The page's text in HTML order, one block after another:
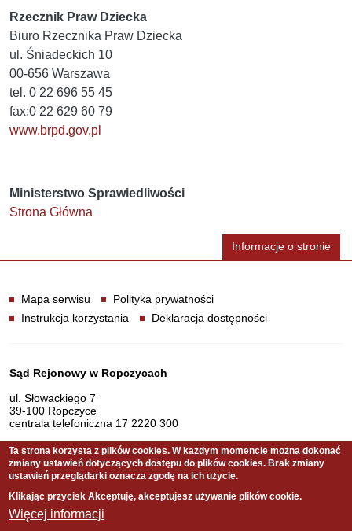
Rzecznik Praw Dziecka
Biuro Rzecznika Praw Dziecka
ul. Śniadeckich 10
00-656 Warszawa
tel. 0 22 696 55 45
fax:0 22 629 60 79
www.brpd.gov.pl
Ministerstwo Sprawiedliwości
Strona Główna
Informacje o stronie
Mapa serwisu
Polityka prywatności
Instrukcja korzystania
Deklaracja dostępności
Dane teleadresowe
Sąd Rejonowy w Ropczycach
ul. Słowackiego 7
39-100 Ropczyce
centrala telefoniczna 17 2220 300
Serwis pełni funkcję strony Biuletynu Informacji Publicznej
Ta strona korzysta z plików cookies. W każdym momencie można dokonać
zmiany ustawień dotyczących dostępu do plików cookies. Brak zmiany
ustawień przeglądarki oznacza zgodę na ich użycie.
Klikając przycisk Akceptuję, akceptujesz używanie plików cookie.
Więcej informacji